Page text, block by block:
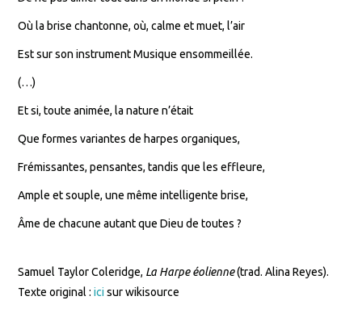
Où la brise chantonne, où, calme et muet, l’air
Est sur son instrument Musique ensommeillée.
(…)
Et si, toute animée, la nature n’était
Que formes variantes de harpes organiques,
Frémissantes, pensantes, tandis que les effleure,
Ample et souple, une même intelligente brise,
Âme de chacune autant que Dieu de toutes ?
Samuel Taylor Coleridge, La Harpe éolienne(trad. Alina Reyes).
Texte original :ici sur wikisource